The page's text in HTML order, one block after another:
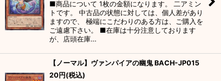
■商品について 1枚の金額になります。 二アミン
トです。 中古品の状態に対しては、個人差があり
ますので、 極端にこだわりのある方は、ご購入を
ご遠慮下さい。 ■在庫は十分注意しております
が、店頭在庫…
【ノーマル】ヴァンパイアの幽鬼 BACH-JP015
20円(税込)